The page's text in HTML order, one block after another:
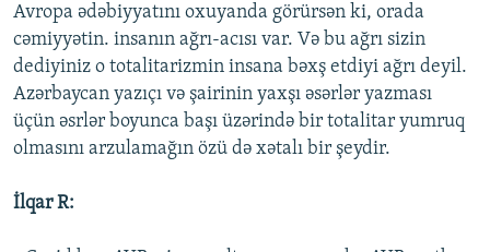
Avropa ədəbiyyatını oxuyanda görürsən ki, orada
cəmiyyətin. insanın ağrı-acısı var. Və bu ağrı sizin
dediyiniz o totalitarizmin insana bəxş etdiyi ağrı deyil.
Azərbaycan yazıçı və şairinin yaxşı əsərlər yazması
üçün əsrlər boyunca başı üzərində bir totalitar yumruq
olmasını arzulamağın özü də xətalı bir şeydir.
İlqar R: